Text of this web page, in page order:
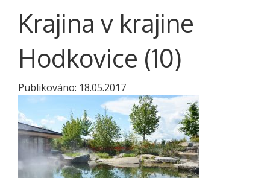
Krajina v krajine
Hodkovice (10)
Publikováno: 18.05.2017